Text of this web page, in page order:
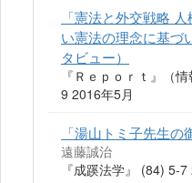
「憲法と外交戦略
い憲法の理念に基づ
タビュー）
『Ｒｅｐｏｒｔ』（
9 2016年5月
「湯山トミ子先生の
遠藤誠治
『成蹊法学』 (84) 5-